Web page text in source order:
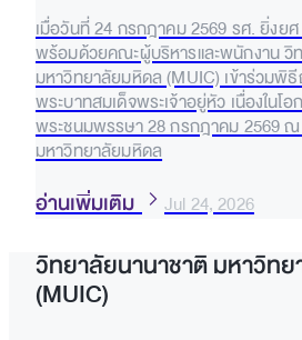
เมื่อวันที่ 24 กรกฎาคม 2569 รศ. ยิ่ง
พร้อมด้วยคณะผู้บริหารและพนักงาน วิ
มหาวิทยาลัยมหิดล (MUIC) เข้าร่วมพิ
พระบาทสมเด็จพระเจ้าอยู่หัว เนื่องในโ
พระชนมพรรษา 28 กรกฎาคม 2569
มหาวิทยาลัยมหิดล
อ่านเพิ่มเติม Jul 24, 2026
วิทยาลัยนานาชาติ มหาวิท
(MUIC)